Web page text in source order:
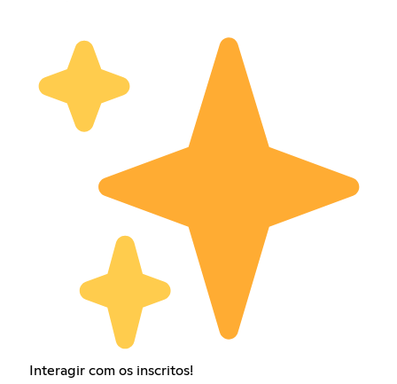
Interagir com os inscritos!